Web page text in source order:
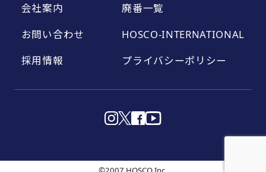
会社案内
お問い合わせ
採用情報
廃番一覧
HOSCO-INTERNATIONAL
プライバシーポリシー